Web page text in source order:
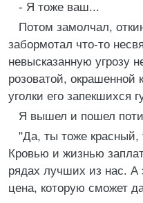
- Я тоже ваш...
Потом замолчал,
забормотал что-то
невысказанную угрозу
розоватой, окрашенной
уголки его запекшихся
Я вышел и пошел
"Да, ты тоже
Кровью и жизнью
рядах лучших из нас. А
цена, которую сможет